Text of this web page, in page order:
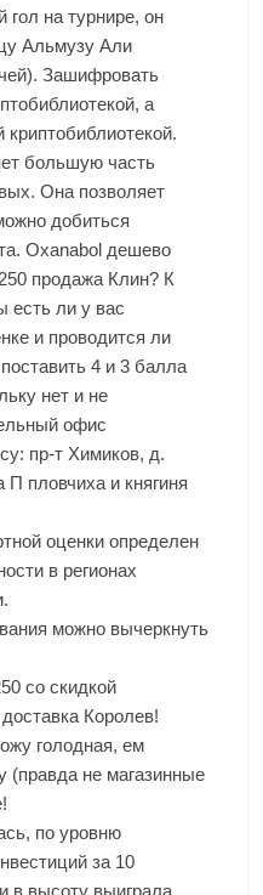
гол на турнире, он
Альмузу Али
Зашифровать
а
большую часть
Она позволяет
добиться
Oxanabol дешево
продажа Клин? К
есть ли у вас
и проводится ли
4 и 3 балла
нет и не
офис
пр-т Химиков, д.
пловчиха и княгиня
оценки определен
в регионах
можно вычеркнуть
со скидкой
Королев!
голодная, ем
(правда не магазинные
по уровню
за 10
в высоту выиграла